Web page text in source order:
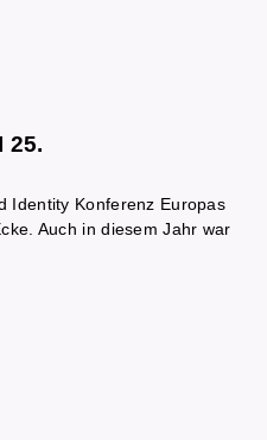
25.
Identity Konferenz Europas
Auch in diesem Jahr war